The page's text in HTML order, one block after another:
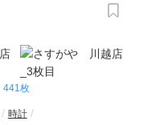
441枚
時計